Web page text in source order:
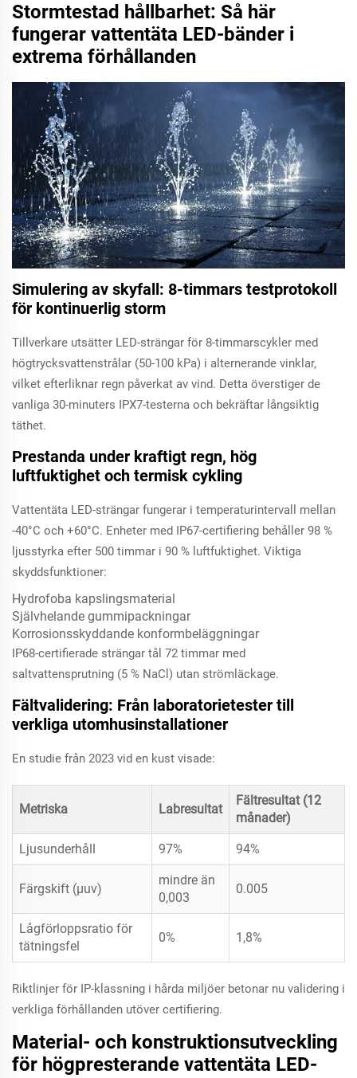
Stormtestad hållbarhet: Så här
fungerar vattentäta LED-bänder i
extrema förhållanden
Simulering av skyfall: 8-timmars testprotokoll
för kontinuerlig storm
Tillverkare utsätter LED-strängar för 8-timmarscykler med
högtrycksvattenstrålar (50-100 kPa) i alternerande vinklar,
vilket efterliknar regn påverkat av vind. Detta överstiger de
vanliga 30-minuters IPX7-testerna och bekräftar långsiktig
täthet.
Prestanda under kraftigt regn, hög
luftfuktighet och termisk cykling
Vattentäta LED-strängar fungerar i temperaturintervall mellan
-40°C och +60°C. Enheter med IP67-certifiering behåller 98 %
ljusstyrka efter 500 timmar i 90 % luftfuktighet. Viktiga
skyddsfunktioner:
Hydrofoba kapslingsmaterial
Självhelande gummipackningar
Korrosionsskyddande konformbeläggningar
IP68-certifierade strängar tål 72 timmar med
saltvattensprutning (5 % NaCl) utan strömläckage.
Fältvalidering: Från laboratorietester till
verkliga utomhusinstallationer
En studie från 2023 vid en kust visade:
Metriska Labresultat
Fältresultat (12
månader)
Ljusunderhåll 97% 94%
Färgskift (μuv)
mindre än
0,003
0.005
Lågförloppsratio för
tätningsfel
0% 1,8%
Riktlinjer för IP-klassning i hårda miljöer betonar nu validering i
verkliga förhållanden utöver certifiering.
Material- och konstruktionsutveckling
för högpresterande vattentäta LED-